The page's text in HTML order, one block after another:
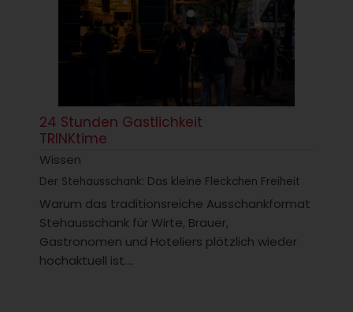
24 Stunden Gastlichkeit
TRINKtime
Wissen
Der Stehausschank: Das kleine Fleckchen Freiheit
Warum das traditionsreiche Ausschankformat
Stehausschank für Wirte, Brauer,
Gastronomen und Hoteliers plötzlich wieder
hochaktuell ist....